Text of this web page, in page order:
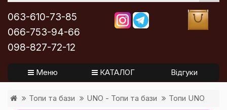
063-610-73-85
066-753-94-66
098-827-72-12
Меню КАТАЛОГ Відгуки
Топи та бази UNO - Топи та бази Топи UNO